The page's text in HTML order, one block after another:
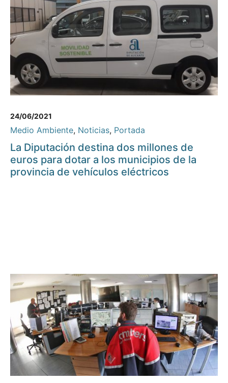
24/06/2021
Medio Ambiente, Noticias, Portada
La Diputación destina dos millones de
euros para dotar a los municipios de la
provincia de vehículos eléctricos